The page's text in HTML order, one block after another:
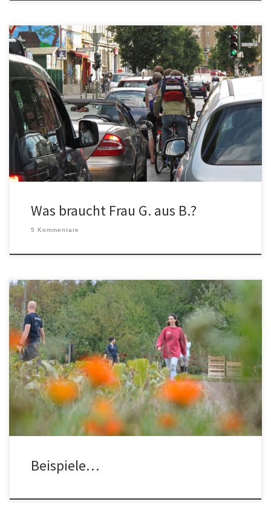
Derzeit versuchen wir bei der Initiative „Klimawandelberatung“,
Szenarien zu sammeln für eine Zukunft, in der die definierten
Klimaziele des Pariser Abkommens (bzw. des deutschen
Klimagesetzes) eingehalten werden. Damit haben wir eine
Grundlage dafür, den Bürger*innen bei der Umstellung ihrer
Lebensweisen auf die Notwendigkeiten dieser Zukunft zu geben.
Außerdem suchen wir […]
Was braucht Frau G. aus B.?
5 Kommentare
…für Folgen auf die Leben einzelner durch den anstehenden
politischen Wandel zur Nachhaltigkeit. Achtung, es folgt eine ganz
einfache Sammlung, nicht priorisiert, nicht durch Expert*innen
verifiziert, als erster Denkanstoß, als Konstruktionshilfe für
Zukunftsszenarien. Diese Sammlung bedarf weniger deiner Kritik,
sondern eher vieler Ergänzungen und gern auch Korrekturen,
möglichst mit Quellennachweis […]
Beispiele…